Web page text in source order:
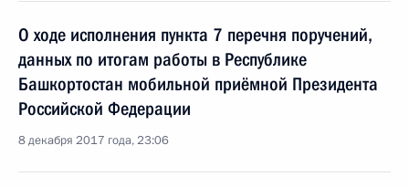
О ходе исполнения пункта 7 перечня поручений,
данных по итогам работы в Республике
Башкортостан мобильной приёмной Президента
Российской Федерации
8 декабря 2017 года, 23:06